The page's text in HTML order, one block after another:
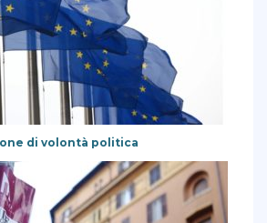
di volontà politica